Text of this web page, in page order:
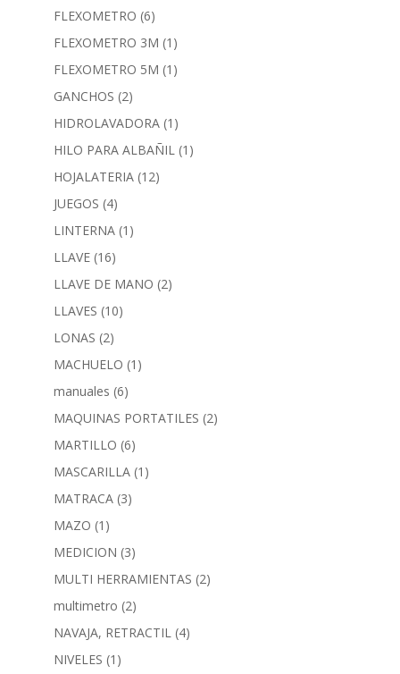
FLEXOMETRO (6)
FLEXOMETRO 3M (1)
FLEXOMETRO 5M (1)
GANCHOS (2)
HIDROLAVADORA (1)
HILO PARA ALBAÑIL (1)
HOJALATERIA (12)
JUEGOS (4)
LINTERNA (1)
LLAVE (16)
LLAVE DE MANO (2)
LLAVES (10)
LONAS (2)
MACHUELO (1)
manuales (6)
MAQUINAS PORTATILES (2)
MARTILLO (6)
MASCARILLA (1)
MATRACA (3)
MAZO (1)
MEDICION (3)
MULTI HERRAMIENTAS (2)
multimetro (2)
NAVAJA, RETRACTIL (4)
NIVELES (1)